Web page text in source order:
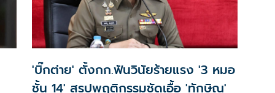
'บิ๊กต่าย' ตั้งกก.ฟันวินัยร้ายแรง '3 หมอ
ชั้น 14' สรุปพฤติกรรมชัดเอื้อ 'ทักษิณ'